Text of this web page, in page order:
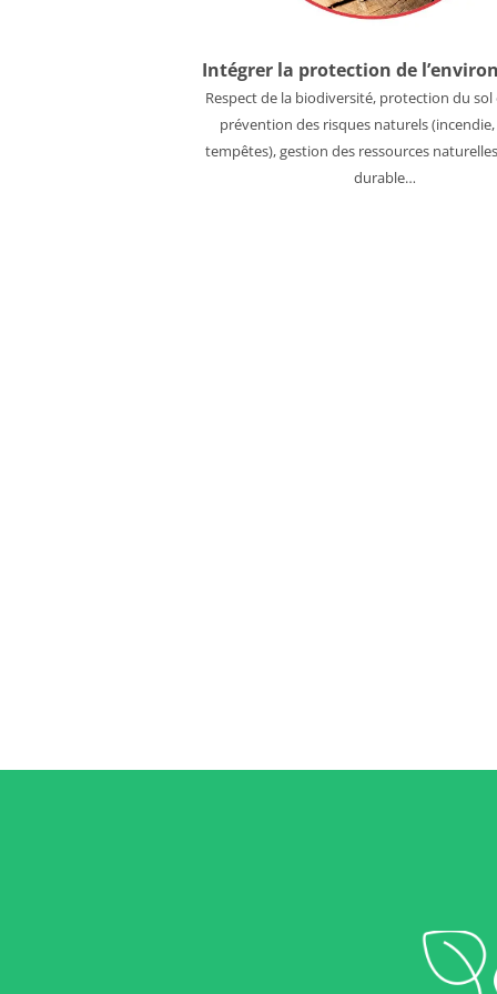
Intégrer la protection de
Respect de la biodiversité, protection du sol
prévention des risques naturels
tempêtes), gestion des ressources
durable…